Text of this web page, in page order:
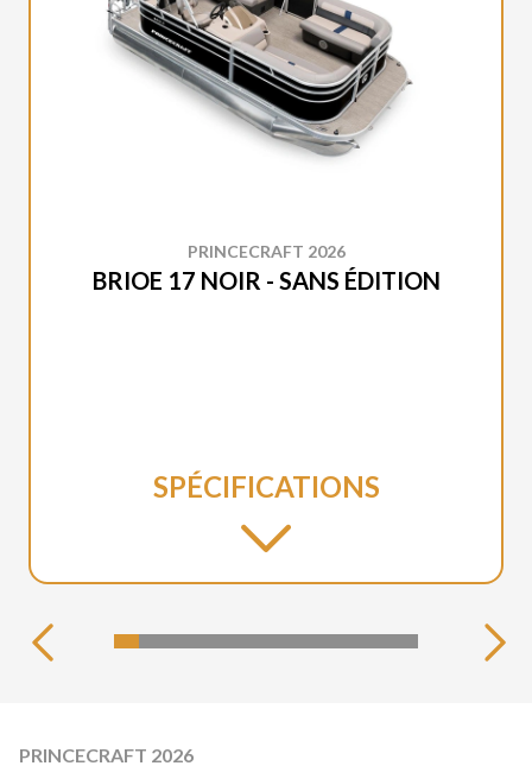
PRINCECRAFT 2026
BRIOE 17 NOIR - SANS ÉDITION
SPÉCIFICATIONS
PRINCECRAFT 2026